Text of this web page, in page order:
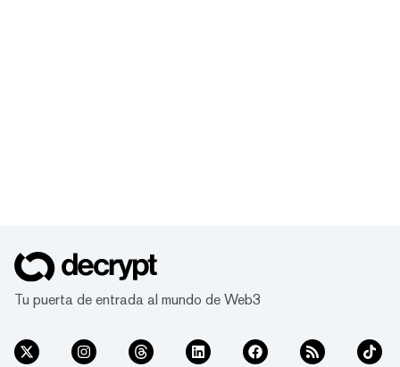
Tu puerta de entrada al mundo de Web3